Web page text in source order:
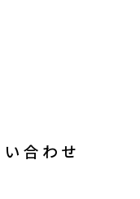
合わせ